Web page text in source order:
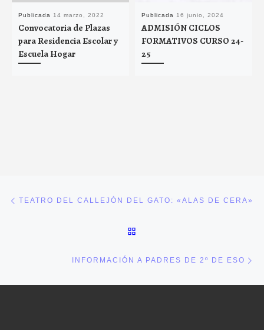
Publicada 14 marzo, 2022
Convocatoria de Plazas
para Residencia Escolar y
Escuela Hogar
Publicada 16 junio, 2024
ADMISIÓN CICLOS
FORMATIVOS CURSO 24-
25
Navegación de entradas
TEATRO DEL CALLEJÓN DEL GATO: «ALAS DE CERA»
INFORMACIÓN A PADRES DE 2º DE ESO